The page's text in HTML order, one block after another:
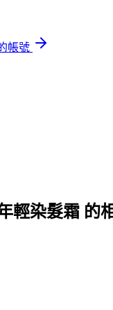
帳號
輕染髮霜 的